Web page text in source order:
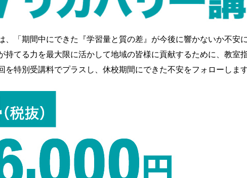
、「期間中にできた『学習量と質の差』が今後に響かないか不安
てる力を最大限に活かして地域の皆様に貢献するために、教室
特別受講料でプラスし、休校期間にできた不安をフォローします